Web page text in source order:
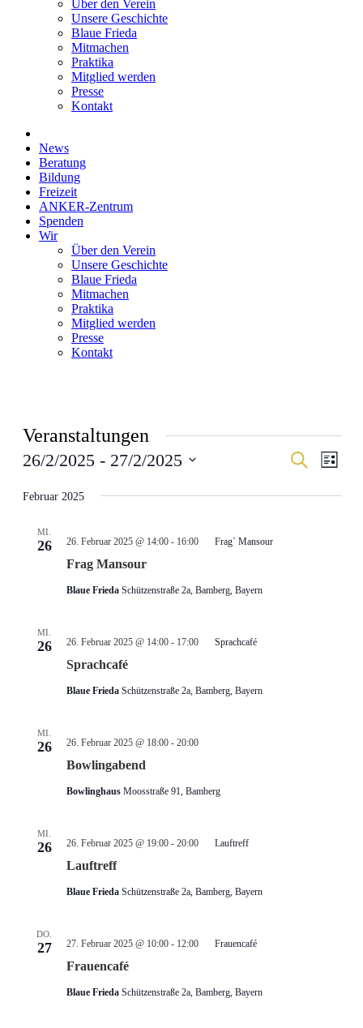
Über den Verein
Unsere Geschichte
Blaue Frieda
Mitmachen
Praktika
Mitglied werden
Presse
Kontakt
News
Beratung
Bildung
Freizeit
ANKER-Zentrum
Spenden
Wir
Über den Verein
Unsere Geschichte
Blaue Frieda
Mitmachen
Praktika
Mitglied werden
Presse
Kontakt
Veranstaltungen
und
Suche
Liste
26/2/2025 - 27/2/2025
wählen.
Februar 2025
MI.
26
Frag Mansour
26. Februar 2025 @ 14:00- 16:00 Frag` Mansour
Blaue Frieda Schützenstraße 2a, Bamberg, Bayern
MI.
26
Sprachcafé
26. Februar 2025 @ 14:00- 17:00 Sprachcafé
Blaue Frieda Schützenstraße 2a, Bamberg, Bayern
MI.
26
Bowlingabend
26. Februar 2025 @ 18:00- 20:00
Bowlinghaus Moosstraße 91, Bamberg
MI.
26
Lauftreff
26. Februar 2025 @ 19:00- 20:00 Lauftreff
Blaue Frieda Schützenstraße 2a, Bamberg, Bayern
DO.
27
Frauencafé
27. Februar 2025 @ 10:00- 12:00 Frauencafé
Blaue Frieda Schützenstraße 2a, Bamberg, Bayern